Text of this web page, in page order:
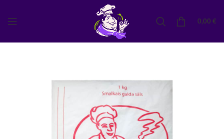
0,00 €